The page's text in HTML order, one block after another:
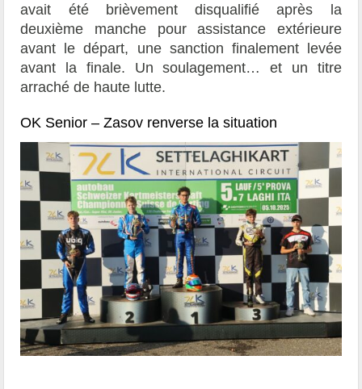
avait été brièvement disqualifié après la
deuxième manche pour assistance extérieure
avant le départ, une sanction finalement levée
avant la finale. Un soulagement… et un titre
arraché de haute lutte.
OK Senior – Zasov renverse la situation